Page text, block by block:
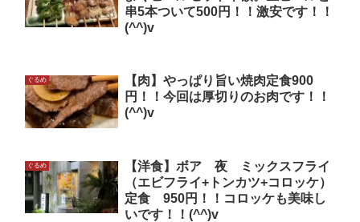
串5本ついて500円！！激安です！！
(^^)v
ぐるめ
【肉】やっぱり旨い焼肉定食900
円！！今回は厚切りのお肉です！！
(^^)v
ぐるめ
【洋食】ボア 夜 ミックスフライ
（エビフライ+トンカツ+コロッケ）
定食 950円！！コロッケも美味し
いです！！(^^)v